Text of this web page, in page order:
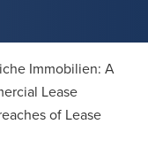
Immobilien: A
Lease
of Lease